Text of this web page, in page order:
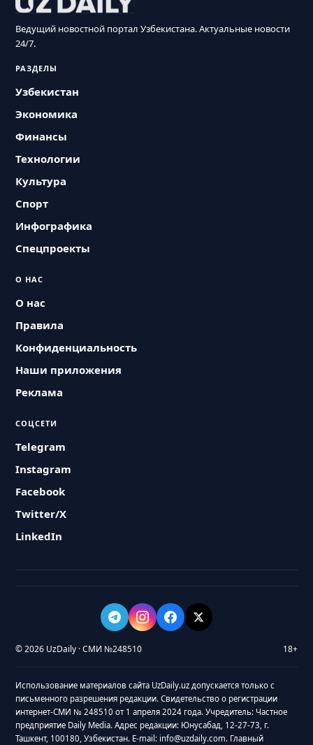
Ведущий новостной портал Узбекистана. Актуальные новости
24/7.
РАЗДЕЛЫ
Узбекистан
Экономика
Финансы
Технологии
Культура
Спорт
Инфографика
Спецпроекты
О НАС
О нас
Правила
Конфиденциальность
Наши приложения
Реклама
СОЦСЕТИ
Telegram
Instagram
Facebook
Twitter/X
LinkedIn
© 2026 UzDaily · СМИ №248510 18+
Использование материалов сайта UzDaily.uz допускается только с
письменного разрешения редакции. Свидетельство о регистрации
интернет-СМИ № 248510 от 1 апреля 2024 года. Учредитель: Частное
предприятие Daily Media. Адрес редакции: Юнусабад, 12-27-73, г.
Ташкент, 100180, Узбекистан. E-mail: info@uzdaily.com. Главный